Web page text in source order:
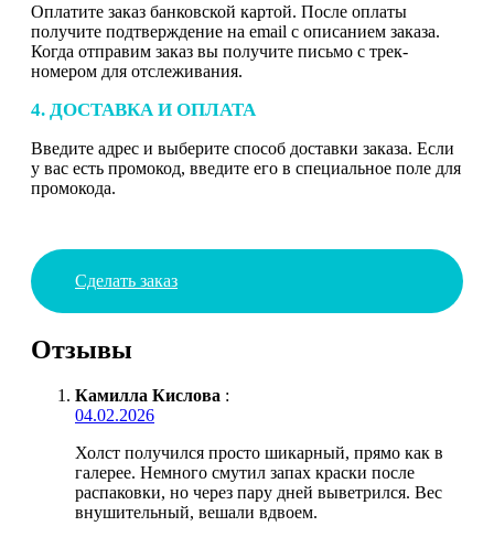
Оплатите заказ банковской картой. После оплаты
получите подтверждение на email с описанием заказа.
Когда отправим заказ вы получите письмо с трек-
номером для отслеживания.
4. ДОСТАВКА И ОПЛАТА
Введите адрес и выберите способ доставки заказа. Если
у вас есть промокод, введите его в специальное поле для
промокода.
Сделать заказ
Отзывы
Камилла Кислова :
04.02.2026
Холст получился просто шикарный, прямо как в
галерее. Немного смутил запах краски после
распаковки, но через пару дней выветрился. Вес
внушительный, вешали вдвоем.